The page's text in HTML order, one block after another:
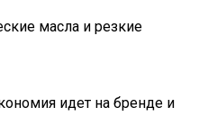
масла и резкие
идет на бренде и